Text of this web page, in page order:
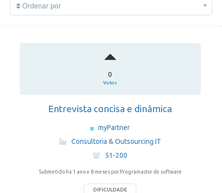
Ordenar por
0
Votos
Entrevista concisa e dinâmica
myPartner
·
Consultoria & Outsourcing IT
·
51-200
Submetido há 1 ano e 8 meses por Programador de software
DIFICULDADE